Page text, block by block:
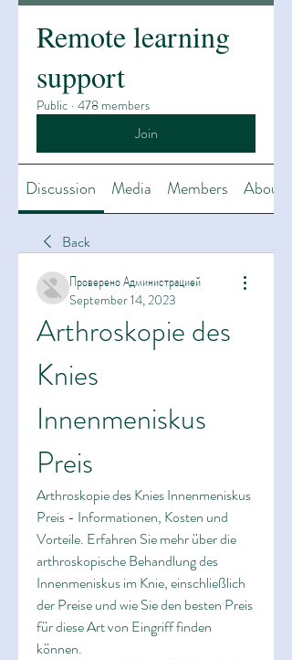
Remote learning
support
Public · 478 members
Join
Discussion Media Members About
Back
Проверено Администрацией
September 14, 2023
Arthroskopie des
Knies
Innenmeniskus
Preis
Arthroskopie des Knies Innenmeniskus
Preis - Informationen, Kosten und
Vorteile. Erfahren Sie mehr über die
arthroskopische Behandlung des
Innenmeniskus im Knie, einschließlich
der Preise und wie Sie den besten Preis
für diese Art von Eingriff finden
können.